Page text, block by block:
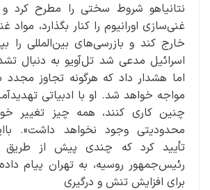
نتانیاهو شروط سختی را مطرح کرد و
غنی‌سازی اورانیوم را کنار بگذارد، مواد
خارج کند و بازرسی‌های بین‌المللی را
اسرائیل مدعی شد ‌تل‌آویو به دنبال
اما هشدار داد که هرگونه تجاوز مجدد
مواجه خواهد شد. او با ادبیاتی
چنین کاری کنند، همه چیز تغییر
محدودیتی وجود نخواهد داشت».
تأیید کرد که چندی پیش از طریق
رئیس‌جمهور روسیه، به تهران پیام
برای افزایش تنش و درگیری